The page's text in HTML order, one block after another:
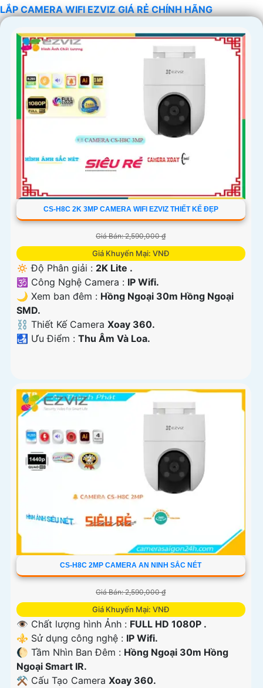
LẮP CAMERA WIFI EZVIZ GIÁ RẺ CHÍNH HÃNG
CS-H8C 2K 3MP CAMERA WIFI EZVIZ THIẾT KẾ ĐẸP
Giá Bán: 2,590,000 ₫
Giá Khuyến Mại: VNĐ
🔅 Độ Phân giải : 2K Lite .
🕉️ Công Nghệ Camera : IP Wifi.
🌙 Xem ban đêm : Hồng Ngoại 30m Hồng Ngoại
SMD.
⛓ Thiết Kế Camera Xoay 360.
️🛃 Ưu Điểm : Thu Âm Và Loa.
CS-H8C 2MP CAMERA AN NINH SẮC NÉT
Giá Bán: 2,590,000 ₫
Giá Khuyến Mại: VNĐ
👁 Chất lượng hình Ảnh : FULL HD 1080P .
⚜️ Sử dụng công nghệ : IP Wifi.
🌔 Tầm Nhìn Ban Đêm : Hồng Ngoại 30m Hồng
Ngoại Smart IR.
⚒ Cấu Tạo Camera Xoay 360.